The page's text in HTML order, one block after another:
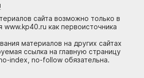
сайта возможно только в
www.kp40.ru как первоисточника
материалов на других сайтах
ссылка на главную страницу
index, no-follow обязательна.